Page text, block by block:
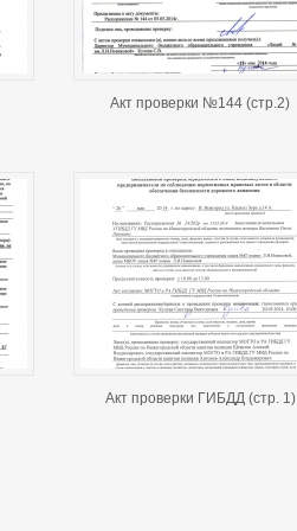
Акт проверки №144 (стр.2)
Акт проверки ГИБДД (стр. 1)